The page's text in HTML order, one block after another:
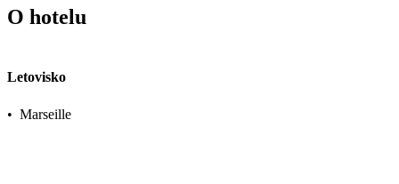
O hotelu
Letovisko
• Marseille